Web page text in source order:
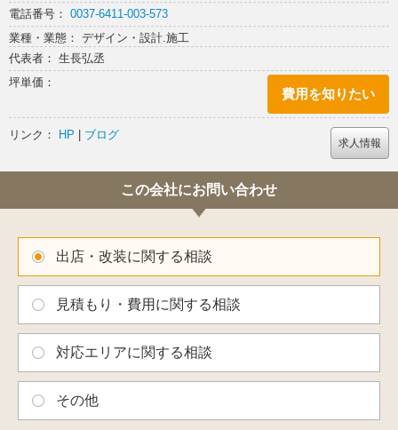
難航した部分もありましたがこうして寿司屋っぽく無事納まりました
画像を見ていても全く判らないと思いますが
箱のスケルトン躯体は壁も天井も直線が全く無いRだけの空間で
設計も工事もかなり大変でした
もし訪れる縁がございましたら
電話番号： 0037-6411-003-573
業種・業態： デザイン・設計.施工
代表者： 生長弘丞
坪単価：
費用を知りたい
リンク： HP | ブログ
求人情報
この会社にお問い合わせ
出店・改装に関する相談
見積もり・費用に関する相談
対応エリアに関する相談
その他